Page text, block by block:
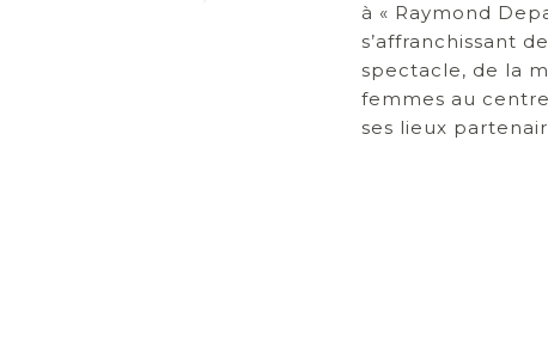
à « Raymond
s’affranchissant
spectacle, de la
femmes au
ses lieux